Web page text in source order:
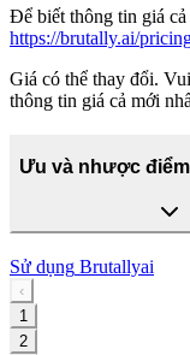
Để biết thông tin giá
https://brutally.ai/
Giá có thể thay đổi.
thông tin giá cả mới
Ưu và nhược
Sử dụng Brutallyai
‹
1
2